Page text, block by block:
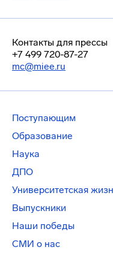
Контакты для прессы
+7 499 720-87-27
mc@miee.ru
Поступающим
Образование
Наука
ДПО
Университетская
Выпускники
Наши победы
СМИ о нас